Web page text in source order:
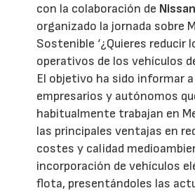
con la colaboración de
organizado la jornada sobre
Sostenible ‘¿Quieres reducir
operativos de los vehículos
El objetivo ha sido informar
empresarios y autónomos
habitualmente trabajan en
las principales ventajas en
costes y calidad
incorporación de vehículos
flota, presentándoles las